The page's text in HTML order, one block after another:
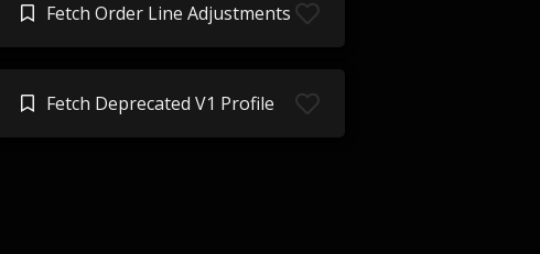
Fetch Order Line Adjustments
Fetch Deprecated V1 Profile